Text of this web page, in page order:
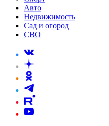
Авто
Недвижимость
Сад и огород
СВО